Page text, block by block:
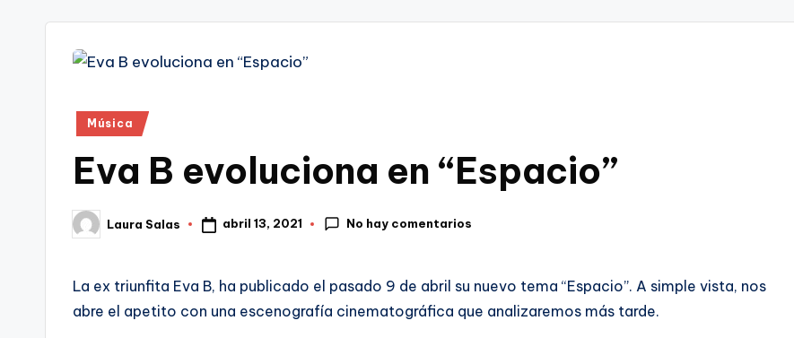
Publicado
Música
Eva B evoluciona en “Espacio”
Publicado
por
Laura Salas abril 13, 2021 No hay comentarios
La ex triunfita Eva B, ha publicado el pasado 9 de abril su nuevo tema “Espacio”. A simple vista, nos
abre el apetito con una escenografía cinematográfica que analizaremos más tarde.